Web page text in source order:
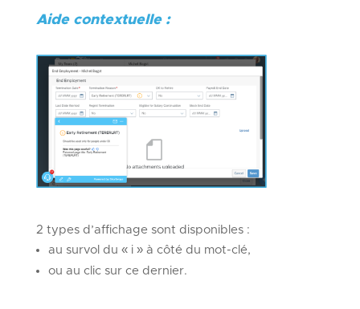
Aide contextuelle :
2 types d’affichage sont disponibles :
au survol du « i » à côté du mot-clé,
ou au clic sur ce dernier.